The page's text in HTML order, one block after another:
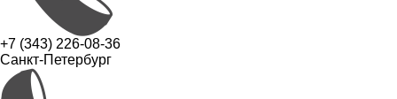
+7 (343) 226-08-36
Санкт-Петербург